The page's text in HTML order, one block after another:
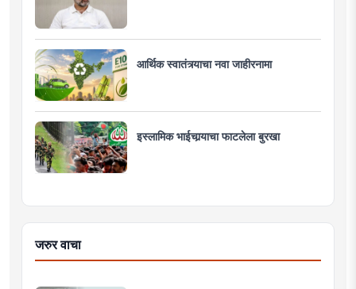
आर्थिक स्वातंत्र्याचा नवा जाहीरनामा
इस्लामिक भाईचार्‍याचा फाटलेला बुरखा
जरुर वाचा